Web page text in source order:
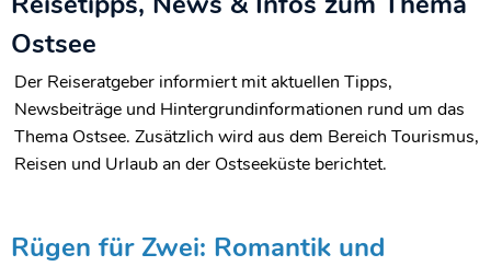
Ostsee
Der Reiseratgeber informiert mit aktuellen Tipps,
Newsbeiträge und Hintergrundinformationen rund um das
Thema Ostsee. Zusätzlich wird aus dem Bereich Tourismus,
Reisen und Urlaub an der Ostseeküste berichtet.
Rügen für Zwei: Romantik und